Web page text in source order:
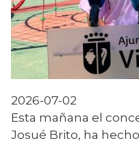
2026-07-02
Esta mañana el
Josué Brito, ha